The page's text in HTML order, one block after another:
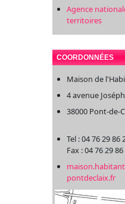
Agence
territoires
COORDONNÉES
Maison de
4 avenue
38000 Pont-de-
Tel : 04 76 29 86
Fax : 04 76 29
pontdeclaix.fr